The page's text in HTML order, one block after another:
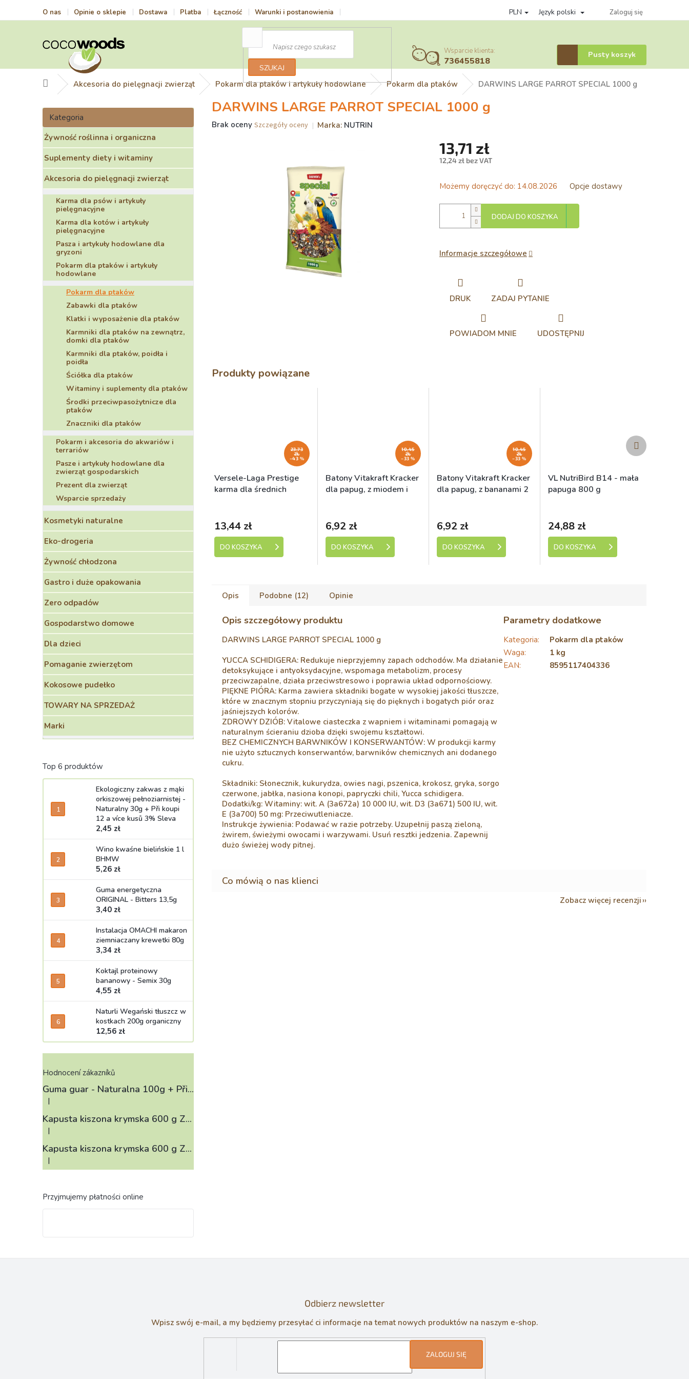
O nas Opinie o sklepie Dostawa Platba Łączność Warunki i postanowienia Věrnostní program System komisji
PLN Język polski Zaloguj się
SZUKAJ
Wsparcie klienta:
736455818
Koszyk
Pusty koszyk
HomeAkcesoria do pielęgnacji zwierząt Pokarm dla ptaków i artykuły hodowlane Pokarm dla ptaków DARWINS LARGE PARROT SPECIAL 1000 g
P
s
e
k
b
o
c
z
Pominąć
kategorie
Kategoria
Żywność roślinna i organiczna
Suplementy diety i witaminy
Akcesoria do pielęgnacji zwierząt
Karma dla psów i artykuły
pielęgnacyjne
Karma dla kotów i artykuły
pielęgnacyjne
Pasza i artykuły hodowlane dla
gryzoni
Pokarm dla ptaków i artykuły
hodowlane
Pokarm dla ptaków
Zabawki dla ptaków
Klatki i wyposażenie dla ptaków
Karmniki dla ptaków na zewnątrz,
domki dla ptaków
Karmniki dla ptaków, poidła i
poidła
Ściółka dla ptaków
Witaminy i suplementy dla ptaków
Środki przeciwpasożytnicze dla
ptaków
Znaczniki dla ptaków
Pokarm i akcesoria do akwariów i
terrariów
Pasze i artykuły hodowlane dla
zwierząt gospodarskich
Prezent dla zwierząt
Wsparcie sprzedaży
Kosmetyki naturalne
Eko-drogeria
Żywność chłodzona
Gastro i duże opakowania
Zero odpadów
Gospodarstwo domowe
Dla dzieci
Pomaganie zwierzętom
Kokosowe pudełko
TOWARY NA SPRZEDAŻ
Marki
Top 6 produktów
Ekologiczny zakwas z mąki
orkiszowej pełnoziarnistej -
Naturalny 30g + Při koupi
12 a více kusů 3% Sleva
2,45 zł
Wino kwaśne bielińskie 1 l
BHMW
5,26 zł
Guma energetyczna
ORIGINAL - Bitters 13,5g
3,40 zł
Instalacja OMACHI makaron
ziemniaczany krewetki 80g
3,34 zł
Koktajl proteinowy
bananowy - Semix 30g
4,55 zł
Naturli Wegański tłuszcz w
kostkach 200g organiczny
12,56 zł
Hodnocení zákazníků
Guma guar - Naturalna 100g + Při koupi 12 a více kusů 3% Sleva
Ocena produktu to 4 na 5 gwiazdek.
|
Kapusta kiszona krymska 600 g ZELÁRNA LOBKOWICZ
Ocena produktu to 3 na 5 gwiazdek.
|
Kapusta kiszona krymska 600 g ZELÁRNA LOBKOWICZ
Ocena produktu to 4 na 5 gwiazdek.
|
Przyjmujemy płatności online
DARWINS LARGE PARROT SPECIAL 1000 g
Średnia
Brak oceny Szczegóły oceny Marka: NUTRIN
13,71 zł
12,24 zł bez VAT
jednostkowa:
Możemy doręczyć do: 14.08.2026 Opcje dostawy
DODAJ DO KOSZYKA
Informacje szczegółowe
DRUK ZADAJ PYTANIE
POWIADOM MNIE UDOSTĘPNIJ
Produkty powiązane
23,73
ZŁ
–43 %
Versele-Laga Prestige
karma dla średnich
13,44 zł
DO KOSZYKA
10,45
ZŁ
–33 %
Batony Vitakraft Kracker
dla papug, z miodem i
6,92 zł
DO KOSZYKA
10,45
ZŁ
–33 %
Batony Vitakraft Kracker
dla papug, z bananami 2
6,92 zł
DO KOSZYKA
VL NutriBird B14 - mała
papuga 800 g
24,88 zł
DO KOSZYKA
Produkt
następny
Opis Podobne (12) Opinie
Opis szczegółowy produktu
DARWINS LARGE PARROT SPECIAL 1000 g
YUCCA SCHIDIGERA: Redukuje nieprzyjemny zapach odchodów. Ma działanie
detoksykujące i antyoksydacyjne, wspomaga metabolizm, procesy
przeciwzapalne, działa przeciwstresowo i poprawia układ odpornościowy.
PIĘKNE PIÓRA: Karma zawiera składniki bogate w wysokiej jakości tłuszcze,
które w znacznym stopniu przyczyniają się do pięknych i bogatych piór oraz
jaśniejszych kolorów.
ZDROWY DZIÓB: Vitalowe ciasteczka z wapniem i witaminami pomagają w
naturalnym ścieraniu dzioba dzięki swojemu kształtowi.
BEZ CHEMICZNYCH BARWNIKÓW I KONSERWANTÓW: W produkcji karmy
nie użyto sztucznych konserwantów, barwników chemicznych ani dodanego
cukru.
Składniki: Słonecznik, kukurydza, owies nagi, pszenica, krokosz, gryka, sorgo
czerwone, jabłka, nasiona konopi, papryczki chili, Yucca schidigera.
Dodatki/kg: Witaminy: wit. A (3a672a) 10 000 IU, wit. D3 (3a671) 500 IU, wit.
E (3a700) 50 mg: Przeciwutleniacze.
Instrukcje żywienia: Podawać w razie potrzeby. Uzupełnij paszą zieloną,
żwirem, świeżymi owocami i warzywami. Usuń resztki jedzenia. Zapewnij
dużo świeżej wody pitnej.
Parametry dodatkowe
Kategoria:
Pokarm dla ptaków
Waga:
1 kg
EAN: 8595117404336
Zobacz więcej recenzji
Odbierz newsletter
Wpisz swój e-mail, a my będziemy przesyłać ci informacje na temat nowych produktów na naszym e-shop.
ZALOGUJ SIĘ